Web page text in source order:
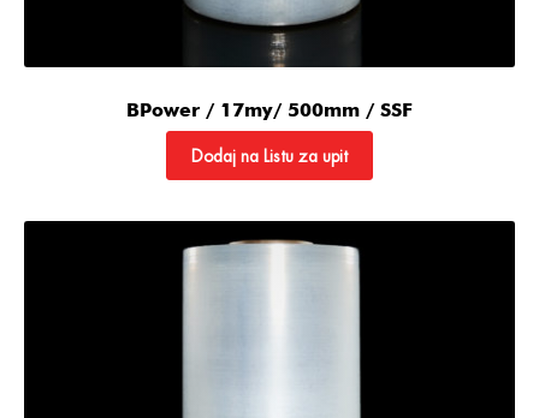
BPower / 17my/ 500mm / SSF
Dodaj na Listu za upit